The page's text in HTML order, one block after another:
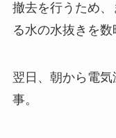
撤去を行うため
る水の水抜きを数
翌日、朝から電
事。